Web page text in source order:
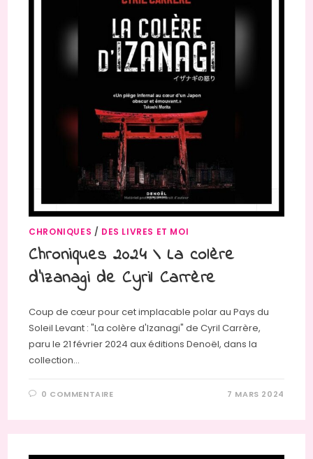
CHRONIQUES / DES LIVRES ET MOI
Chroniques 2024 \ La colère
d’Izanagi de Cyril Carrère
Coup de cœur pour cet implacable polar au Pays du
Soleil Levant : "La colère d'Izanagi" de Cyril Carrère,
paru le 21 février 2024 aux éditions Denoël, dans la
collection…
0 COMMENTAIRE 7 MARS 2024